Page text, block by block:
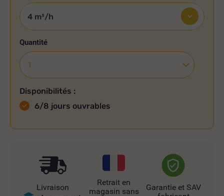
Quantité
Disponibilités :
6/8 jours ouvrables
Livraison
Retrait en
magasin sans
Garantie et SAV